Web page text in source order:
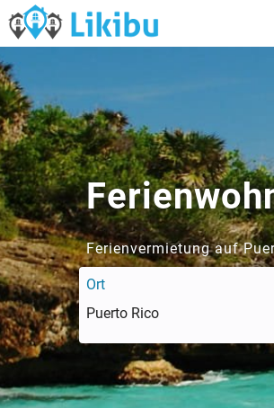
Ferienvermietung auf
Ort